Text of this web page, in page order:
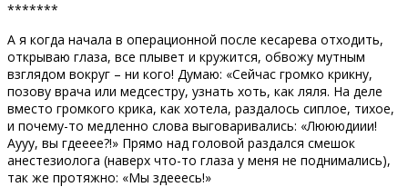
*******
А я когда начала в операционной после кесарева отходить,
открываю глаза, все плывет и кружится, обвожу мутным
взглядом вокруг – ни кого! Думаю: «Сейчас громко крикну,
позову врача или медсестру, узнать хоть, как ляля. На деле
вместо громкого крика, как хотела, раздалось сиплое, тихое,
и почему-то медленно слова выговаривались: «Люююдиии!
Аууу, вы гдееее?!» Прямо над головой раздался смешок
анестезиолога (наверх что-то глаза у меня не поднимались),
так же протяжно: «Мы здееесь!»